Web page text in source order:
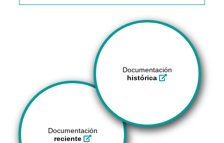
Documentación
histórica
Documentación
reciente